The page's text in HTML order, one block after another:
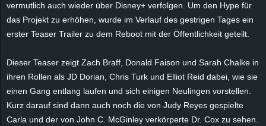
vermutlich auch wieder über Disney+ verfolgen. Um den Hype für
das Projekt zu erhöhen, wurde im Verlauf des gestrigen Tages ein
erster Teaser Trailer zu dem Reboot mit der Öffentlichkeit geteilt.
Dieser Teaser zeigt Zach Braff, Donald Faison und Sarah Chalke in
ihren Rollen als JD Dorian, Chris Turk und Elliot Reid dabei, wie sie
einen Gang entlang laufen und sich einigen Neulingen vorstellen.
Kurz darauf sind dann auch noch die von Judy Reyes gespielte
Carla und der von John C. McGinley verkörperte Dr. Cox zu sehen.